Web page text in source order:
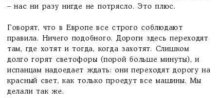
– нас ни разу нигде не потрясло. Это плюс.
Говорят, что в Европе все строго соблюдают
правила. Ничего подобного. Дороги здесь переходят
там, где хотят и тогда, когда захотят. Слишком
долго горят светофоры (порой больше минуты), и
испанцам надоедает ждать: они переходят дорогу на
красный свет, как только проедут все машины. Мы
делали так же.